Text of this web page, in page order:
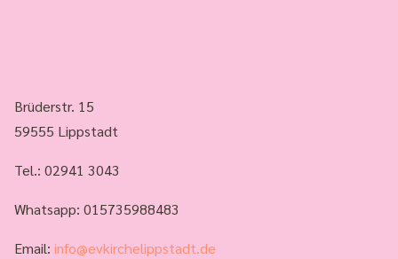
Brüderstr. 15
59555 Lippstadt
Tel.: 02941 3043
Whatsapp: 015735988483
Email: info@evkirchelippstadt.de